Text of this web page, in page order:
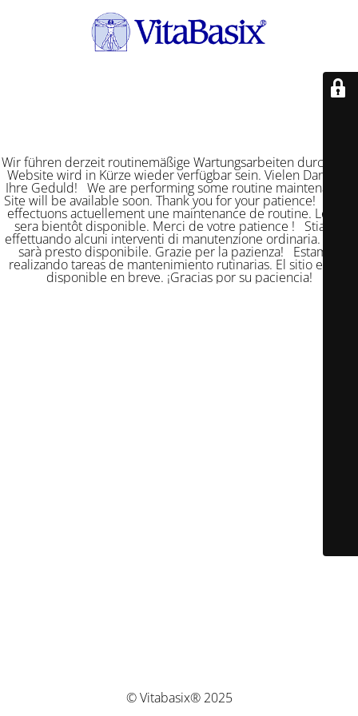
Wir führen derzeit routinemäßige Wartungsarbeiten durch. Die
Website wird in Kürze wieder verfügbar sein. Vielen Dank für
Ihre Geduld! We are performing some routine maintenance.
Site will be available soon. Thank you for your patience! Nous
effectuons actuellement une maintenance de routine. Le site
sera bientôt disponible. Merci de votre patience ! Stiamo
effettuando alcuni interventi di manutenzione ordinaria. Il sito
sarà presto disponibile. Grazie per la pazienza! Estamos
realizando tareas de mantenimiento rutinarias. El sitio estará
disponible en breve. ¡Gracias por su paciencia!
© Vitabasix® 2025